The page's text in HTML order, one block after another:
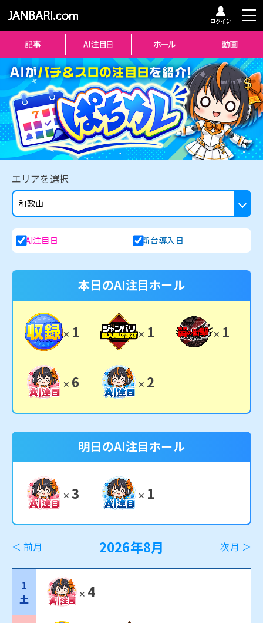
エリアを選択
AI注目日 新台導入日
本日のAI注目ホール
✕ 1 ✕ 1 ✕ 1
✕ 6 ✕ 2
明日のAI注目ホール
✕ 3 ✕ 1
＜ 前月 2026年8月 次月 ＞
1
土
✕ 4